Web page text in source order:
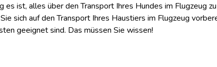
es ist, alles über den Transport Ihres Hundes im Flugzeug
sich auf den Transport Ihres Haustiers im Flugzeug
geeignet sind. Das müssen Sie wissen!